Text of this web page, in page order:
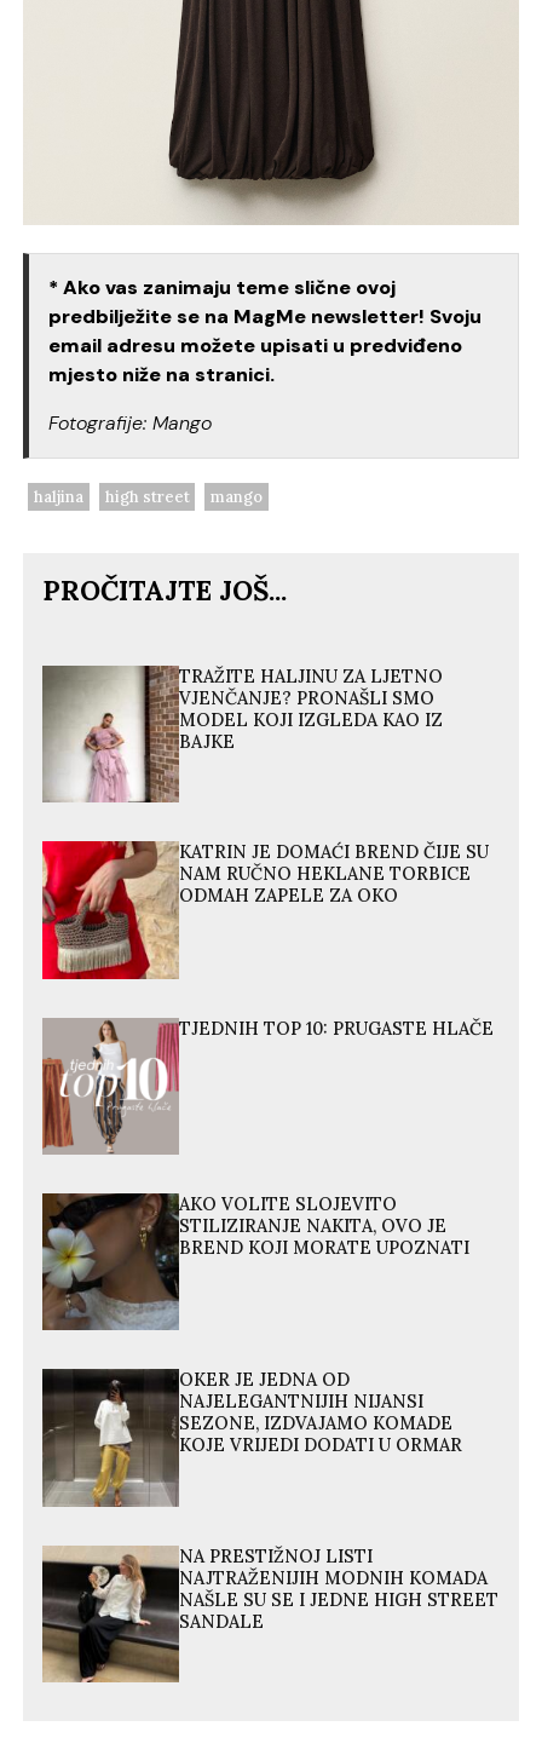
* Ako vas zanimaju teme slične ovoj
predbilježite se na MagMe newsletter! Svoju
email adresu možete upisati u predviđeno
mjesto niže na stranici.
Fotografije: Mango
haljina high street mango
PROČITAJTE JOŠ...
TRAŽITE HALJINU ZA LJETNO
VJENČANJE? PRONAŠLI SMO
MODEL KOJI IZGLEDA KAO IZ
BAJKE
KATRIN JE DOMAĆI BREND ČIJE SU
NAM RUČNO HEKLANE TORBICE
ODMAH ZAPELE ZA OKO
TJEDNIH TOP 10: PRUGASTE HLAČE
AKO VOLITE SLOJEVITO
STILIZIRANJE NAKITA, OVO JE
BREND KOJI MORATE UPOZNATI
OKER JE JEDNA OD
NAJELEGANTNIJIH NIJANSI
SEZONE, IZDVAJAMO KOMADE
KOJE VRIJEDI DODATI U ORMAR
NA PRESTIŽNOJ LISTI
NAJTRAŽENIJIH MODNIH KOMADA
NAŠLE SU SE I JEDNE HIGH STREET
SANDALE